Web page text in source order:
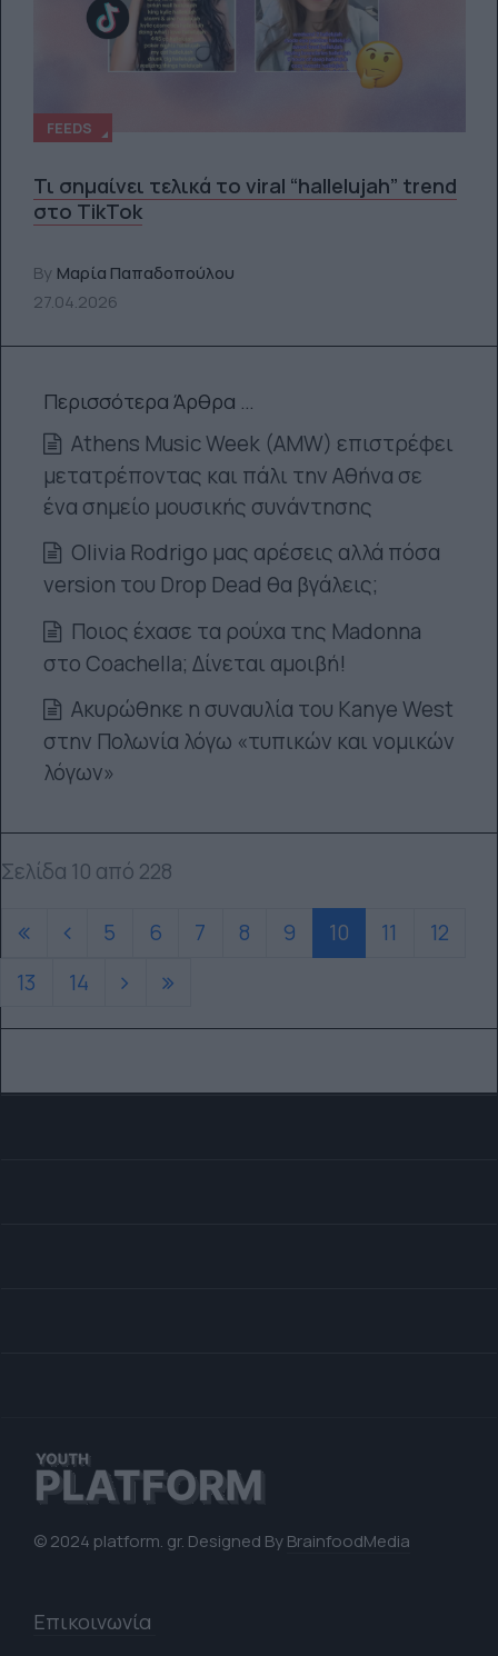
FEEDS
Τι σημαίνει τελικά το viral “hallelujah” trend
στο TikTok
By Μαρία Παπαδοπούλου
27.04.2026
Περισσότερα Άρθρα …
Athens Music Week (AMW) επιστρέφει
μετατρέποντας και πάλι την Αθήνα σε
ένα σημείο μουσικής συνάντησης
Olivia Rodrigo μας αρέσεις αλλά πόσα
version του Drop Dead θα βγάλεις;
Ποιος έχασε τα ρούχα της Madonna
στο Coachella; Δίνεται αμοιβή!
Ακυρώθηκε η συναυλία του Kanye West
στην Πολωνία λόγω «τυπικών και νομικών
λόγων»
Σελίδα 10 από 228
5 6 7 8 9 10 11
12
13
14
© 2024 platform. gr. Designed ByBrainfoodMedia
Επικοινωνία